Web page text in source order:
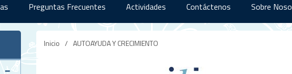
Preguntas Frecuentes Actividades Contáctenos Sobre
Inicio / AUTOAYUDA Y CRECIMIENTO